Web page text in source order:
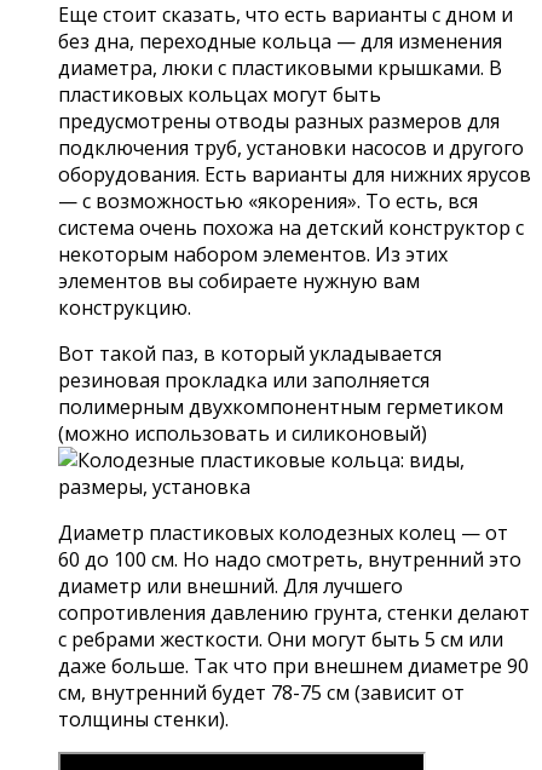
Еще стоит сказать, что есть варианты с дном и
без дна, переходные кольца — для изменения
диаметра, люки с пластиковыми крышками. В
пластиковых кольцах могут быть
предусмотрены отводы разных размеров для
подключения труб, установки насосов и другого
оборудования. Есть варианты для нижних ярусов
— с возможностью «якорения». То есть, вся
система очень похожа на детский конструктор с
некоторым набором элементов. Из этих
элементов вы собираете нужную вам
конструкцию.
Вот такой паз, в который укладывается
резиновая прокладка или заполняется
полимерным двухкомпонентным герметиком
(можно использовать и силиконовый)
Диаметр пластиковых колодезных колец — от
60 до 100 см. Но надо смотреть, внутренний это
диаметр или внешний. Для лучшего
сопротивления давлению грунта, стенки делают
с ребрами жесткости. Они могут быть 5 см или
даже больше. Так что при внешнем диаметре 90
см, внутренний будет 78-75 см (зависит от
толщины стенки).